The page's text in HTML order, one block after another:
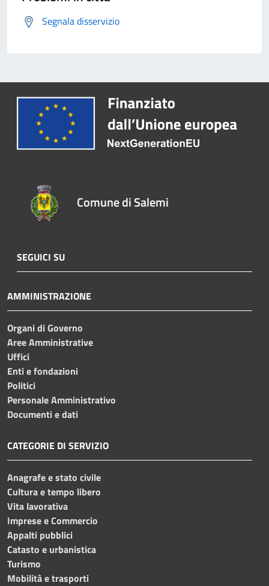
Segnala disservizio
Comune di Salemi
SEGUICI SU
AMMINISTRAZIONE
Organi di Governo
Aree Amministrative
Uffici
Enti e fondazioni
Politici
Personale Amministrativo
Documenti e dati
CATEGORIE DI SERVIZIO
Anagrafe e stato civile
Cultura e tempo libero
Vita lavorativa
Imprese e Commercio
Appalti pubblici
Catasto e urbanistica
Turismo
Mobilità e trasporti